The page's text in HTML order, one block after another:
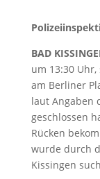
BAD
um 13:30
am Berliner
laut Angaben
geschlossen
Rücken
wurde durch
Kissingen